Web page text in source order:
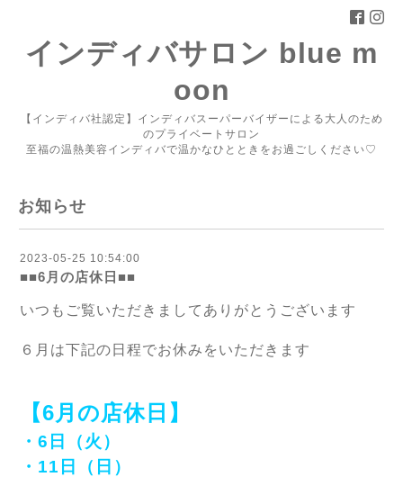
インディバサロン blue m
oon
【インディバ社認定】インディバスーパーバイザーによる大人のため
のプライベートサロン
至福の温熱美容インディバで温かなひとときをお過ごしください♡
お知らせ
2023-05-25 10:54:00
■■6月の店休日■■
いつもご覧いただきましてありがとうございます
６月は下記の日程でお休みをいただきます
【6月の店休日】
・6日（火）
・11日（日）